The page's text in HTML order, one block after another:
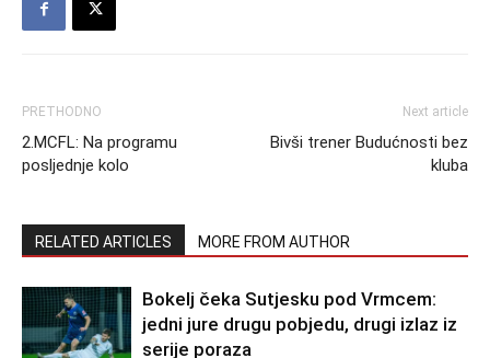
PRETHODNO
2.MCFL: Na programu
posljednje kolo
Next article
Bivši trener Budućnosti bez
kluba
RELATED ARTICLES MORE FROM AUTHOR
Bokelj čeka Sutjesku pod Vrmcem:
jedni jure drugu pobjedu, drugi izlaz iz
serije poraza